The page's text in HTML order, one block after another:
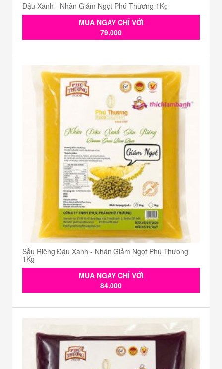
Đậu Xanh - Nhân Giảm Ngọt Phú Thương 1Kg
MUA NGAY CHỈ VỚI
79.000
Sầu Riêng Đậu Xanh - Nhân Giảm Ngọt Phú Thương
1Kg
MUA NGAY CHỈ VỚI
84.000